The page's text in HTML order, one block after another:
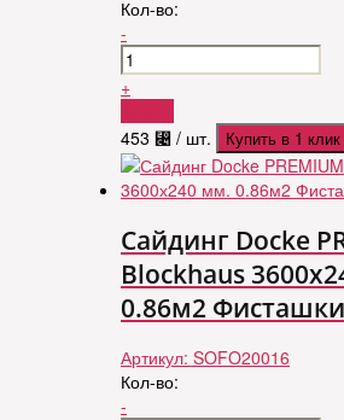
Кол-во:
-
+
453 ⃄ / шт. Купить в 1 клик
Сайдинг Docke
Blockhaus
0.86м2 Фисташки
Артикул: SOFO20016
Кол-во:
-